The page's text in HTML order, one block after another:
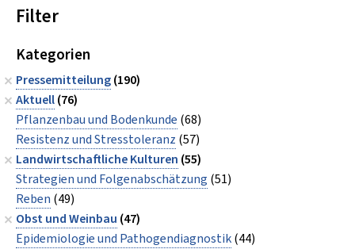
Filter
Kategorien
Pressemitteilung(190)
Aktuell(76)
Pflanzenbau und Bodenkunde (68)
Resistenz und Stresstoleranz (57)
Landwirtschaftliche Kulturen (55)
Strategien und Folgenabschätzung (51)
Reben (49)
Obst und Weinbau (47)
Epidemiologie und Pathogendiagnostik(44)